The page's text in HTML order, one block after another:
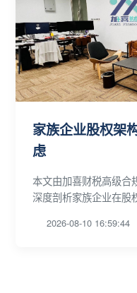
家族企业股权架
虑
本文由加喜财税高级合
深度剖析家族企业在股
2026-08-10 16:59:44